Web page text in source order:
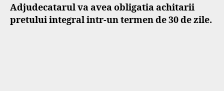
Adjudecatarul va avea obligatia achitarii
pretului integral intr-un termen de 30 de zile.